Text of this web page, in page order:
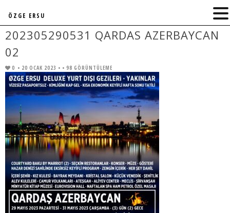
202305290531 QARDAS AZERBAYCAN
02
0 • 20 OCAK 2023 • • 98 GÖRÜNTÜLEME
ÖZGE ERSU